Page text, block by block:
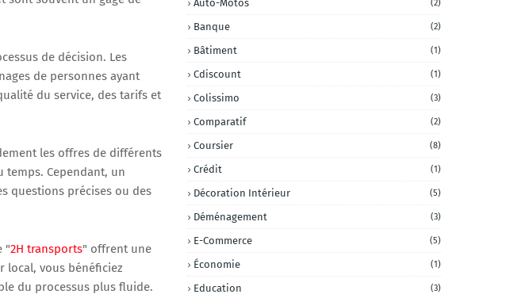
de décision. Les
de personnes ayant
du service, des tarifs et
les offres de différents
Cependant, un
questions précises ou des
"2H transports" offrent une
local, vous bénéficiez
du processus plus fluide.
Auto-Motos (2)
Banque (2)
Bâtiment (1)
Cdiscount (1)
Colissimo (3)
Comparatif (2)
Coursier (8)
Crédit (1)
Décoration Intérieur (5)
Déménagement (3)
E-Commerce (5)
Économie (1)
Education (3)